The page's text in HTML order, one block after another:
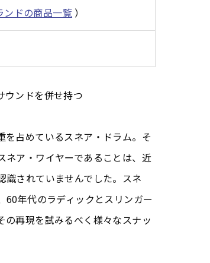
ンドの商品一覧 ）
ウンドを併せ持つ
を占めているスネア・ドラム。そ
ネア・ワイヤーであることは、近
されていませんでした。スネ
年代のラディックとスリンガー
の再現を試みるべく様々なスナッ